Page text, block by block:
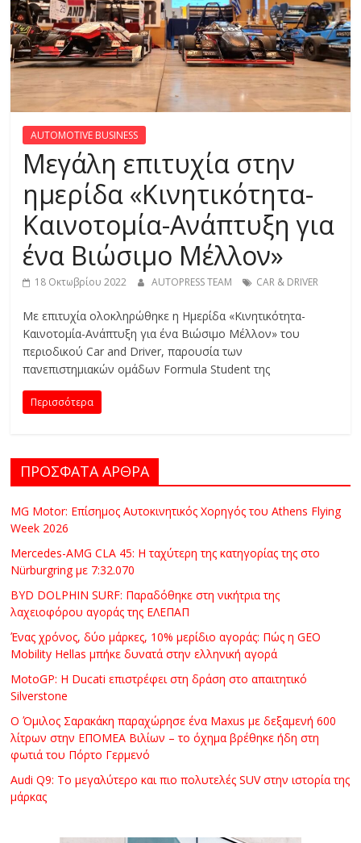
R
E
S
S
&
M
O
R
E
AUTOMOTIVE BUSINESS
Μεγάλη επιτυχία στην
ημερίδα «Κινητικότητα-
Καινοτομία-Ανάπτυξη για
ένα Βιώσιμο Μέλλον»
18 Οκτωβρίου 2022 AUTOPRESS TEAM CAR & DRIVER
Με επιτυχία ολοκληρώθηκε η Ημερίδα «Κινητικότητα-
Καινοτομία-Ανάπτυξη για ένα Βιώσιμο Μέλλον» του
περιοδικού Car and Driver, παρουσία των
πανεπιστημιακών ομάδων Formula Student της
Περισσότερα
ΠΡΟΣΦΑΤΑ ΑΡΘΡΑ
MG Motor: Επίσημος Αυτοκινητικός Χορηγός του Athens Flying
Week 2026
Mercedes-AMG CLA 45: Η ταχύτερη της κατηγορίας της στο
Nürburgring με 7:32.070
BYD DOLPHIN SURF: Παραδόθηκε στη νικήτρια της
λαχειοφόρου αγοράς της ΕΛΕΠΑΠ
Ένας χρόνος, δύο μάρκες, 10% μερίδιο αγοράς: Πώς η GEO
Mobility Hellas μπήκε δυνατά στην ελληνική αγορά
MotoGP: Η Ducati επιστρέφει στη δράση στο απαιτητικό
Silverstone
Ο Όμιλος Σαρακάκη παραχώρησε ένα Maxus με δεξαμενή 600
λίτρων στην ΕΠΟΜΕΑ Βιλίων – το όχημα βρέθηκε ήδη στη
φωτιά του Πόρτο Γερμενό
Audi Q9: Το μεγαλύτερο και πιο πολυτελές SUV στην ιστορία της
μάρκας